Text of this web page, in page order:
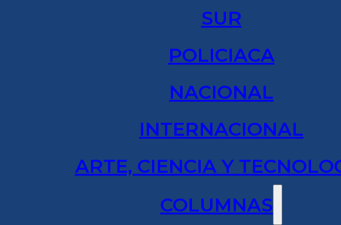
SUR
POLICIACA
NACIONAL
INTERNACIONAL
ARTE, CIENCIA Y
COLUMNAS